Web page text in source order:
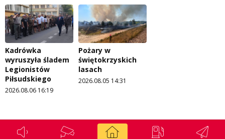
Kadrówka
wyruszyła śladem
Legionistów
Piłsudskiego
2026.08.06 16:19
Pożary w
świętokrzyskich
lasach
2026.08.05 14:31